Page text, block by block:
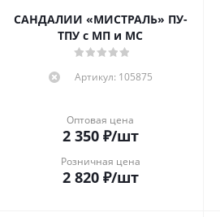
САНДАЛИИ «МИСТРАЛЬ» ПУ-
ТПУ c МП и МС
Артикул: 105875
Оптовая цена
2 350₽/шт
Розничная цена
2 820₽/шт